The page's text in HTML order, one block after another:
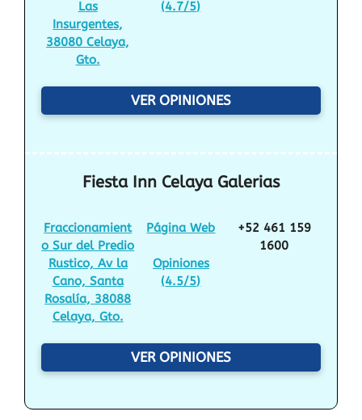
Las
Insurgentes,
38080 Celaya,
Gto.
(4.7/5)
VER OPINIONES
Fiesta Inn Celaya Galerias
Fraccionamient
o Sur del Predio
Rustico, Av la
Cano, Santa
Rosalía, 38088
Celaya, Gto.
Página Web
Opiniones
(4.5/5)
+52 461 159
1600
VER OPINIONES